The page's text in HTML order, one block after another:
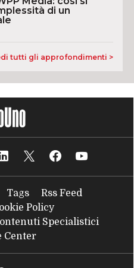
di un
tutti gli approfondimenti >
Tags
Rss Feed
Policy
Specialistici
Center